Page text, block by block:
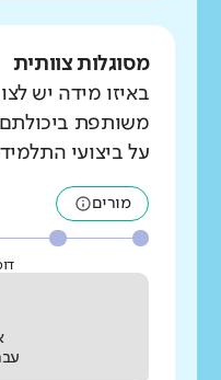
מסוגלות צוותית
באיזו מידה יש
משותפת ביכולתם
על ביצועי
מורים